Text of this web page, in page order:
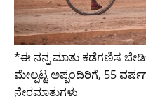
*ಈ ನನ್ನ ಮಾತು ಕಡೆಗಣಿಸ
ಮೇಲ್ಪಟ್ಟ ಅಪ್ಪಂದಿರಿಗೆ, 55
ನೇರಮಾತುಗಳು